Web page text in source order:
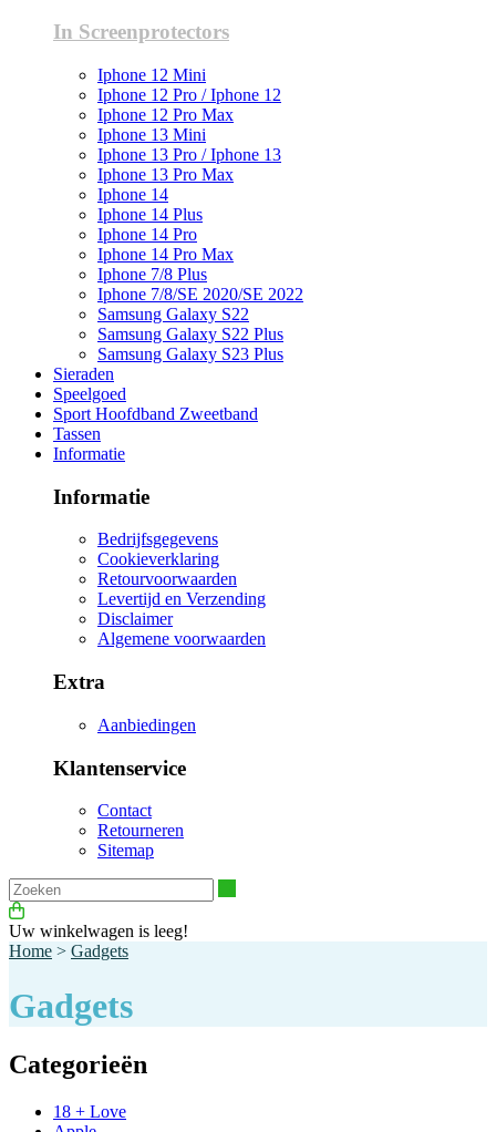
In Screenprotectors
Iphone 12 Mini
Iphone 12 Pro / Iphone 12
Iphone 12 Pro Max
Iphone 13 Mini
Iphone 13 Pro / Iphone 13
Iphone 13 Pro Max
Iphone 14
Iphone 14 Plus
Iphone 14 Pro
Iphone 14 Pro Max
Iphone 7/8 Plus
Iphone 7/8/SE 2020/SE 2022
Samsung Galaxy S22
Samsung Galaxy S22 Plus
Samsung Galaxy S23 Plus
Sieraden
Speelgoed
Sport Hoofdband Zweetband
Tassen
Informatie
Informatie
Bedrijfsgegevens
Cookieverklaring
Retourvoorwaarden
Levertijd en Verzending
Disclaimer
Algemene voorwaarden
Extra
Aanbiedingen
Klantenservice
Contact
Retourneren
Sitemap
Uw winkelwagen is leeg!
Home > Gadgets
Gadgets
Categorieën
18 + Love